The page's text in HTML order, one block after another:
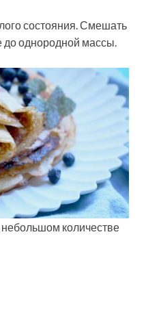
состояния. Смешать
до однородной массы.
количестве